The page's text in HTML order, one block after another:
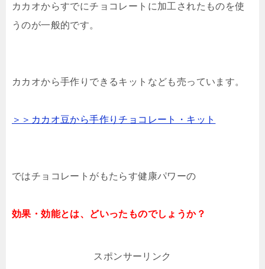
カカオからすでにチョコレートに加工されたものを使
うのが一般的です。
カカオから手作りできるキットなども売っています。
＞＞カカオ豆から手作りチョコレート・キット
ではチョコレートがもたらす健康パワーの
効果・効能とは、どいったものでしょうか？
スポンサーリンク